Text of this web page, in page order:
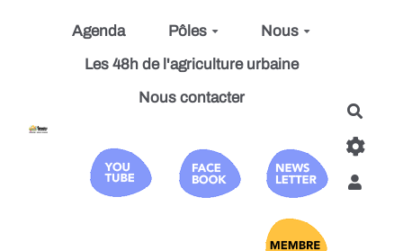
Aller au contenu principal
Agenda Pôles
Nous
Les 48h de l'agriculture urbaine
Nous contacter